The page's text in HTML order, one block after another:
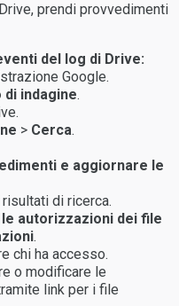
prendi provvedimenti
del log di Drive:
Google.
indagine.
> Cerca.
e aggiornare le
di ricerca.
autorizzazioni dei file
.
chi ha accesso.
o modificare le
link per i file